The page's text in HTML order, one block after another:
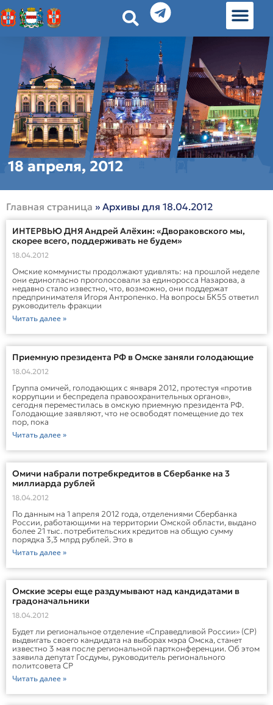
18 апреля, 2012
Главная страница » Архивы для 18.04.2012
ИНТЕРВЬЮ ДНЯ Андрей Алёхин: «Двораковского мы,
скорее всего, поддерживать не будем»
18.04.2012
Омские коммунисты продолжают удивлять: на прошлой неделе
они единогласно проголосовали за единоросса Назарова, а
недавно стало известно, что, возможно, они поддержат
предпринимателя Игоря Антропенко. На вопросы БК55 ответил
руководитель фракции
Читать далее »
Приемную президента РФ в Омске заняли голодающие
18.04.2012
Группа омичей, голодающих с января 2012, протестуя «против
коррупции и беспредела правоохранительных органов»,
сегодня переместилась в омскую приемную президента РФ.
Голодающие заявляют, что не освободят помещение до тех
пор, пока
Читать далее »
Омичи набрали потребкредитов в Сбербанке на 3
миллиарда рублей
18.04.2012
По данным на 1 апреля 2012 года, отделениями Сбербанка
России, работающими на территории Омской области, выдано
более 21 тыс. потребительских кредитов на общую сумму
порядка 3,3 млрд рублей. Это в
Читать далее »
Омские эсеры еще раздумывают над кандидатами в
градоначальники
18.04.2012
Будет ли региональное отделение «Справедливой России» (СР)
выдвигать своего кандидата на выборах мэра Омска, станет
известно 3 мая после региональной партконференции. Об этом
заявила депутат Госдумы, руководитель регионального
политсовета СР
Читать далее »